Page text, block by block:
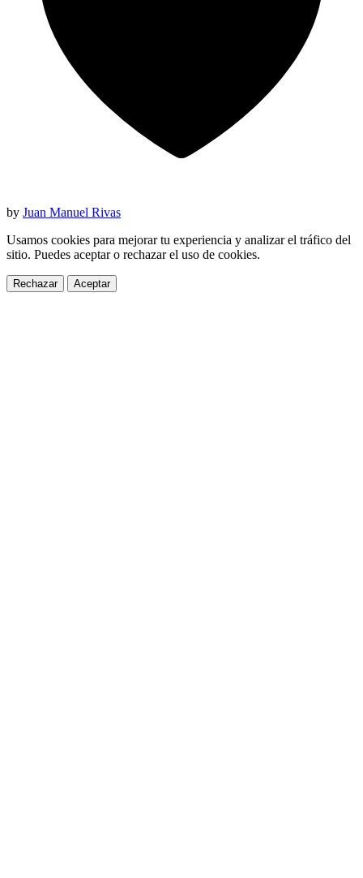
by Juan Manuel Rivas
Usamos cookies para mejorar tu experiencia y analizar el tráfico del
sitio. Puedes aceptar o rechazar el uso de cookies.
Rechazar Aceptar